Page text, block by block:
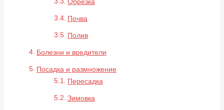
Почва
Полив
Болезни и вредители
Посадка и размножение
Пересадка
Зимовка